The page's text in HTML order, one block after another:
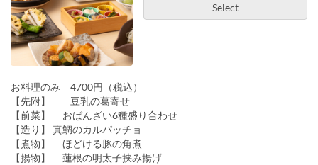
Select
お料理のみ 4700円（税込）
【先附】 豆乳の葛寄せ
【前菜】 おばんざい6種盛り合わせ
【造り】 真鯛のカルパッチョ
【煮物】 ほどける豚の角煮
【揚物】 蓮根の明太子挟み揚げ